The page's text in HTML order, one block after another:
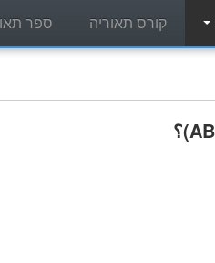
קורס תאוריה ספר